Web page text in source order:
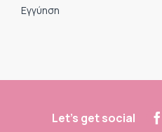
Εγγύηση
Let's get social